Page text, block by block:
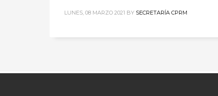
LUNES, 08 MARZO 2021 BY SECRETARÍA CPRM